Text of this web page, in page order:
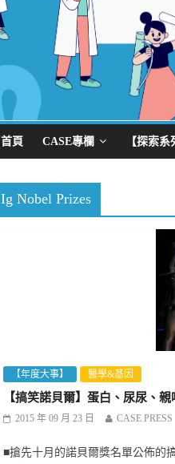
首頁 CASE專欄 【探索系
Ig Nobel Prizes
【年度大事】 醫學&基因
【搞笑諾貝爾】蛋白、尿尿、
2015 年 09 月 23 日 CASE PRESS
■搶先十月的諾貝爾獎名單公佈的